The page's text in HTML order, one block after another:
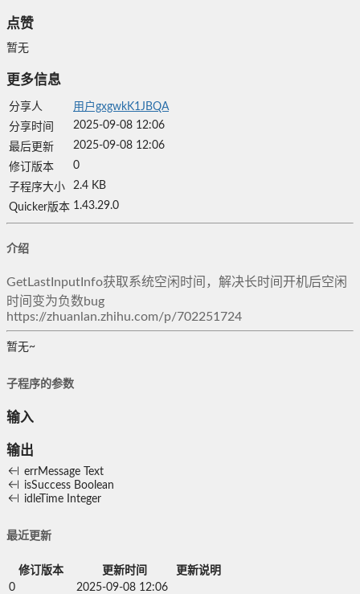
点赞
暂无
更多信息
分享人
用户gxgwkK1JBQA
分享时间
2025-09-08 12:06
最后更新
2025-09-08 12:06
修订版本
0
子程序大小
2.4 KB
Quicker版本 1.43.29.0
介绍
GetLastInputInfo获取系统空闲时间，解决长时间开机后空闲
时间变为负数bug
https://zhuanlan.zhihu.com/p/702251724
暂无~
子程序的参数
输入
输出
errMessage
Text
isSuccess Boolean
idleTime
Integer
最近更新
修订版本 更新时间
更新说明
0
2025-09-08 12:06